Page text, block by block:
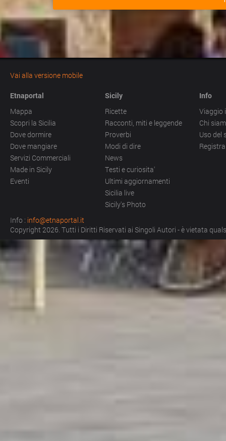
Vai alla versione mobile
Etnaportal
Mappa
Scopri la Sicilia
Dove dormire
Dove mangiare
Servizi Commerciali
Made in Sicily
Eventi
Sicily
Ricette
Racconti, miti e leggende
Proverbi
Modi di dire
News
Testi e curiosita'
Ultimi aggiornamenti
Sicilia live
Sicily's Photo
Info
Viaggio
Chi
Uso del
Info : info@etnaportal.it
Copyright 2026. Tutti i Diritti Riservati ai Singoli Autori - è vietata